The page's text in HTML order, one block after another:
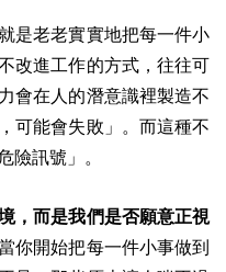
是老老實實地把每一件小
改進工作的方式，往往可
會在人的潛意識裡製造不
可能會失敗」。而這種不
險訊號」。
，而是我們是否願意正視
你開始把每一件小事做到